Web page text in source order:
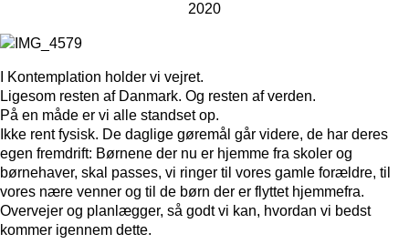
2020
I Kontemplation holder vi vejret.
Ligesom resten af Danmark. Og resten af verden.
På en måde er vi alle standset op.
Ikke rent fysisk. De daglige gøremål går videre, de har deres
egen fremdrift: Børnene der nu er hjemme fra skoler og
børnehaver, skal passes, vi ringer til vores gamle forældre, til
vores nære venner og til de børn der er flyttet hjemmefra.
Overvejer og planlægger, så godt vi kan, hvordan vi bedst
kommer igennem dette.